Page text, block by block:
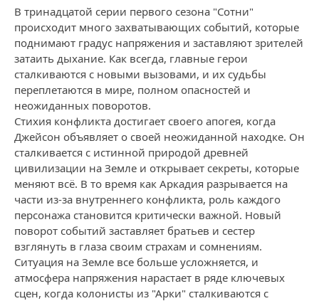
В тринадцатой серии первого сезона "Сотни"
происходит много захватывающих событий, которые
поднимают градус напряжения и заставляют зрителей
затаить дыхание. Как всегда, главные герои
сталкиваются с новыми вызовами, и их судьбы
переплетаются в мире, полном опасностей и
неожиданных поворотов.
Стихия конфликта достигает своего апогея, когда
Джейсон объявляет о своей неожиданной находке. Он
сталкивается с истинной природой древней
цивилизации на Земле и открывает секреты, которые
меняют всё. В то время как Аркадия разрывается на
части из-за внутреннего конфликта, роль каждого
персонажа становится критически важной. Новый
поворот событий заставляет братьев и сестер
взглянуть в глаза своим страхам и сомнениям.
Ситуация на Земле все больше усложняется, и
атмосфера напряжения нарастает в ряде ключевых
сцен, когда колонисты из "Арки" сталкиваются с